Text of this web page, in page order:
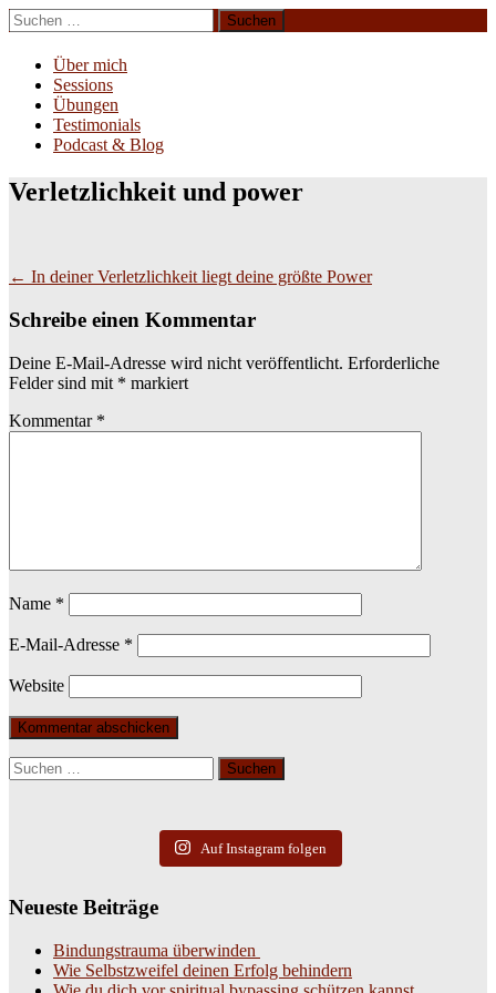
Zum
Inhalt
springen
Suchen
nach:
Über mich
Sessions
Übungen
Testimonials
Podcast & Blog
Verletzlichkeit und power
Beitragsnavigation
← In deiner Verletzlichkeit liegt deine größte Power
Schreibe einen Kommentar
Deine E-Mail-Adresse wird nicht veröffentlicht. Erforderliche
Felder sind mit * markiert
Kommentar *
Name *
E-Mail-Adresse *
Website
Suchen
nach:
Auf Instagram folgen
Neueste Beiträge
Bindungstrauma überwinden
Wie Selbstzweifel deinen Erfolg behindern